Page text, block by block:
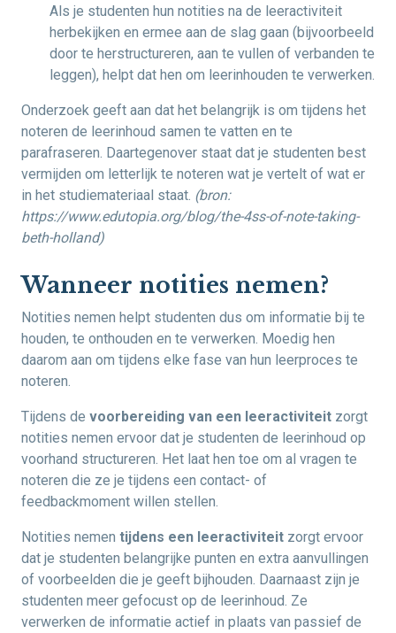
Als je studenten hun notities na de leeractiviteit
herbekijken en ermee aan de slag gaan (bijvoorbeeld
door te herstructureren, aan te vullen of verbanden te
leggen), helpt dat hen om leerinhouden te verwerken.
Onderzoek geeft aan dat het belangrijk is om tijdens het
noteren de leerinhoud samen te vatten en te
parafraseren. Daartegenover staat dat je studenten best
vermijden om letterlijk te noteren wat je vertelt of wat er
in het studiemateriaal staat. (bron:
https://www.edutopia.org/blog/the-4ss-of-note-taking-
beth-holland)
Wanneer notities nemen?
Notities nemen helpt studenten dus om informatie bij te
houden, te onthouden en te verwerken. Moedig hen
daarom aan om tijdens elke fase van hun leerproces te
noteren.
Tijdens de voorbereiding van een leeractiviteit zorgt
notities nemen ervoor dat je studenten de leerinhoud op
voorhand structureren. Het laat hen toe om al vragen te
noteren die ze je tijdens een contact- of
feedbackmoment willen stellen.
Notities nemen tijdens een leeractiviteit zorgt ervoor
dat je studenten belangrijke punten en extra aanvullingen
of voorbeelden die je geeft bijhouden. Daarnaast zijn je
studenten meer gefocust op de leerinhoud. Ze
verwerken de informatie actief in plaats van passief de